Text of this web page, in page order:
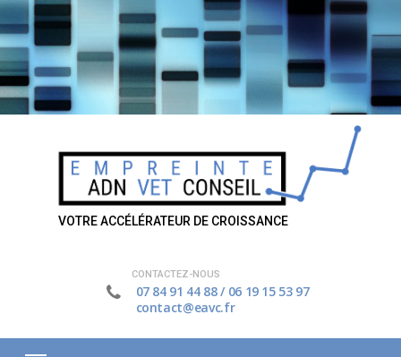
VOTRE ACCÉLÉRATEUR DE CROISSANCE
CONTACTEZ-NOUS
07 84 91 44 88/ 06 19 15 53 97
contact@eavc.fr